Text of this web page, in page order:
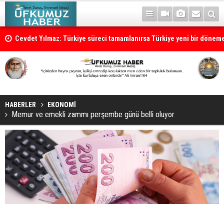
Cevdet Yılmaz: Türkiye süreci tamamlanırsa Türkiye yeni bir
HABERLER EKONOMİ
Memur ve emekli zammı perşembe günü belli oluyor